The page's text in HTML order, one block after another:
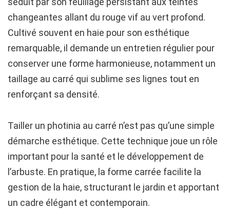
changeantes allant du rouge vif au vert profond.
Cultivé souvent en haie pour son esthétique
remarquable, il demande un entretien régulier pour
conserver une forme harmonieuse, notamment un
taillage au carré qui sublime ses lignes tout en
renforçant sa densité.
Tailler un photinia au carré n’est pas qu’une simple
démarche esthétique. Cette technique joue un rôle
important pour la santé et le développement de
l’arbuste. En pratique, la forme carrée facilite la
gestion de la haie, structurant le jardin et apportant
un cadre élégant et contemporain.